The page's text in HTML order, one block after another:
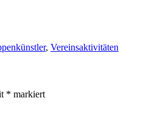
, Vereinsaktivitäten
* markiert